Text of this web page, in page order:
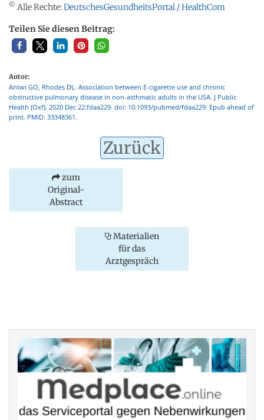
© Alle Rechte:DeutschesGesundheitsPortal / HealthCom
Teilen Sie diesen Beitrag:
Autor:
Antwi GO, Rhodes DL. Association between E-cigarette use and chronic
obstructive pulmonary disease in non-asthmatic adults in the USA. J Public
Health (Oxf). 2020 Dec 22:fdaa229. doi: 10.1093/pubmed/fdaa229. Epub ahead of
print. PMID: 33348361.
Zurück
zum
Original-
Abstract
Materialien
für das
Arztgespräch